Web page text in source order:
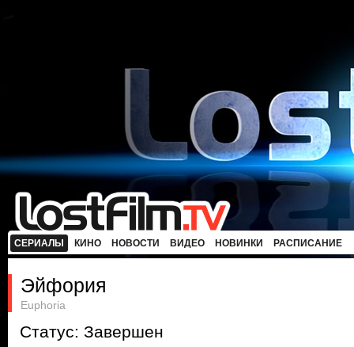
СЕРИАЛЫ КИНО НОВОСТИ ВИДЕО НОВИНКИ РАСПИСАНИЕ
Эйфория
Euphoria
Статус: Завершен